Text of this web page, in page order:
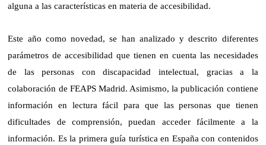
alguna a las características en materia de accesibilidad.
Este año como novedad, se han analizado y descrito diferentes
parámetros de accesibilidad que tienen en cuenta las necesidades
de las personas con discapacidad intelectual, gracias a la
colaboración de FEAPS Madrid. Asimismo, la publicación contiene
información en lectura fácil para que las personas que tienen
dificultades de comprensión, puedan acceder fácilmente a la
información. Es la primera guía turística en España con contenidos